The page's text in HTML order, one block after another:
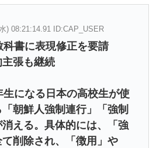
) 08:21:14.91 ID:CAP_USER
書に表現修正を要請
張も継続
になる日本の高校生が使
朝鮮人強制連行」「強制
える。具体的には、「強
削除され、「徴用」や